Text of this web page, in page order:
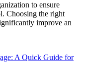
to ensure
Choosing the right
improve an